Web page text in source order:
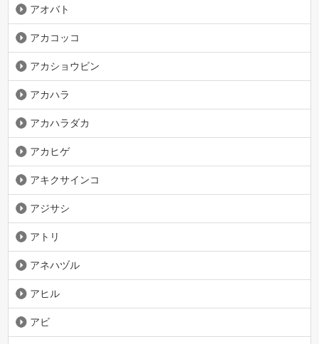
アオバト
アカコッコ
アカショウビン
アカハラ
アカハラダカ
アカヒゲ
アキクサインコ
アジサシ
アトリ
アネハヅル
アヒル
アビ